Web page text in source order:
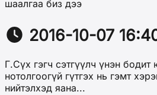
шаалгаа биз дээ
2016-10-07
Г.Сүх гэгч сэтгүүлч үнэн
нотолгоогүй гүтгэх нь гэмт
нийтэлхэд яана...